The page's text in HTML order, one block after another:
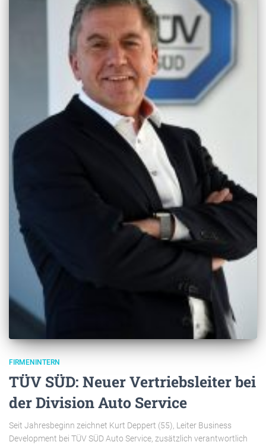
FIRMENINTERN
TÜV SÜD: Neuer Vertriebsleiter bei
der Division Auto Service
Seit Jahresbeginn zeichnet Kurt Deppert (55), Leiter Business
Development bei TÜV SÜD Auto Service, zusätzlich verantwortlich